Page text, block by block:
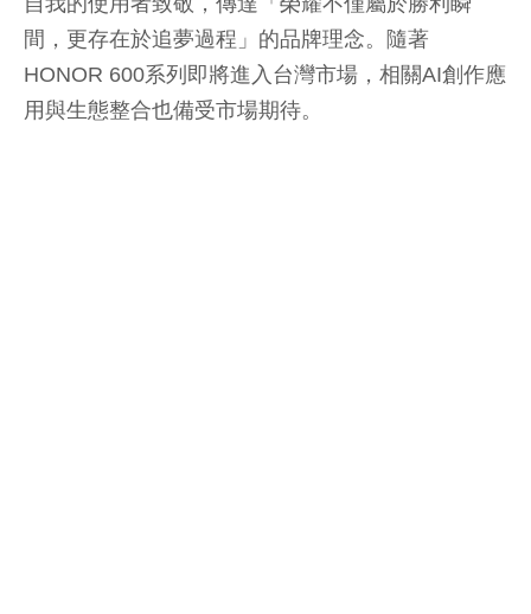
間，更存在於追夢過程」的品牌理念。隨著
HONOR 600系列即將進入台灣市場，相關AI創作應
用與生態整合也備受市場期待。